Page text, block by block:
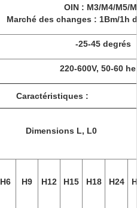
OIN : M3/M4/M5/
Marché des changes : 1Bm/1h
-25-45 degrés
220-600V, 50-60
Caractéristiques :
Dimensions L, L0
H6 H9 H12 H15 H18 H24